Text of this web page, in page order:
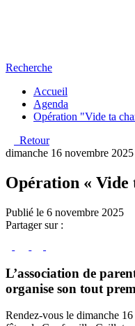
Recherche
Accueil
Agenda
Opération "Vide ta
Retour
dimanche 16 novembre 2025
Opération « Vide
Publié le 6 novembre 2025
Partager sur :
L’association de
organise son tout
Rendez-vous le dimanche